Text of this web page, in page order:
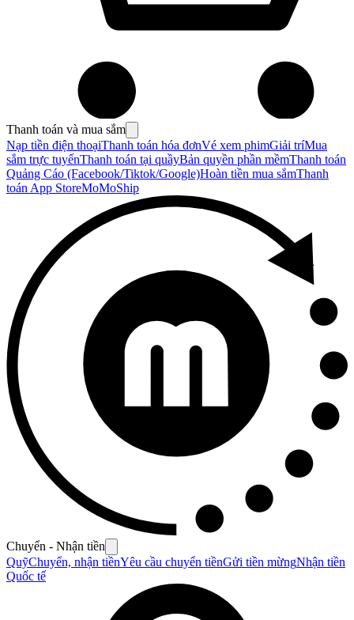
Thanh toán và mua sắm
Nạp tiền điện thoạiThanh toán hóa đơnVé xem phimGiải tríMua
sắm trực tuyếnThanh toán tại quầyBản quyền phần mềmThanh toán
Quảng Cáo (Facebook/Tiktok/Google)Hoàn tiền mua sắmThanh
toán App StoreMoMoShip
Chuyển - Nhận tiền
QuỹChuyển, nhận tiềnYêu cầu chuyển tiềnGửi tiền mừngNhận tiền
Quốc tế